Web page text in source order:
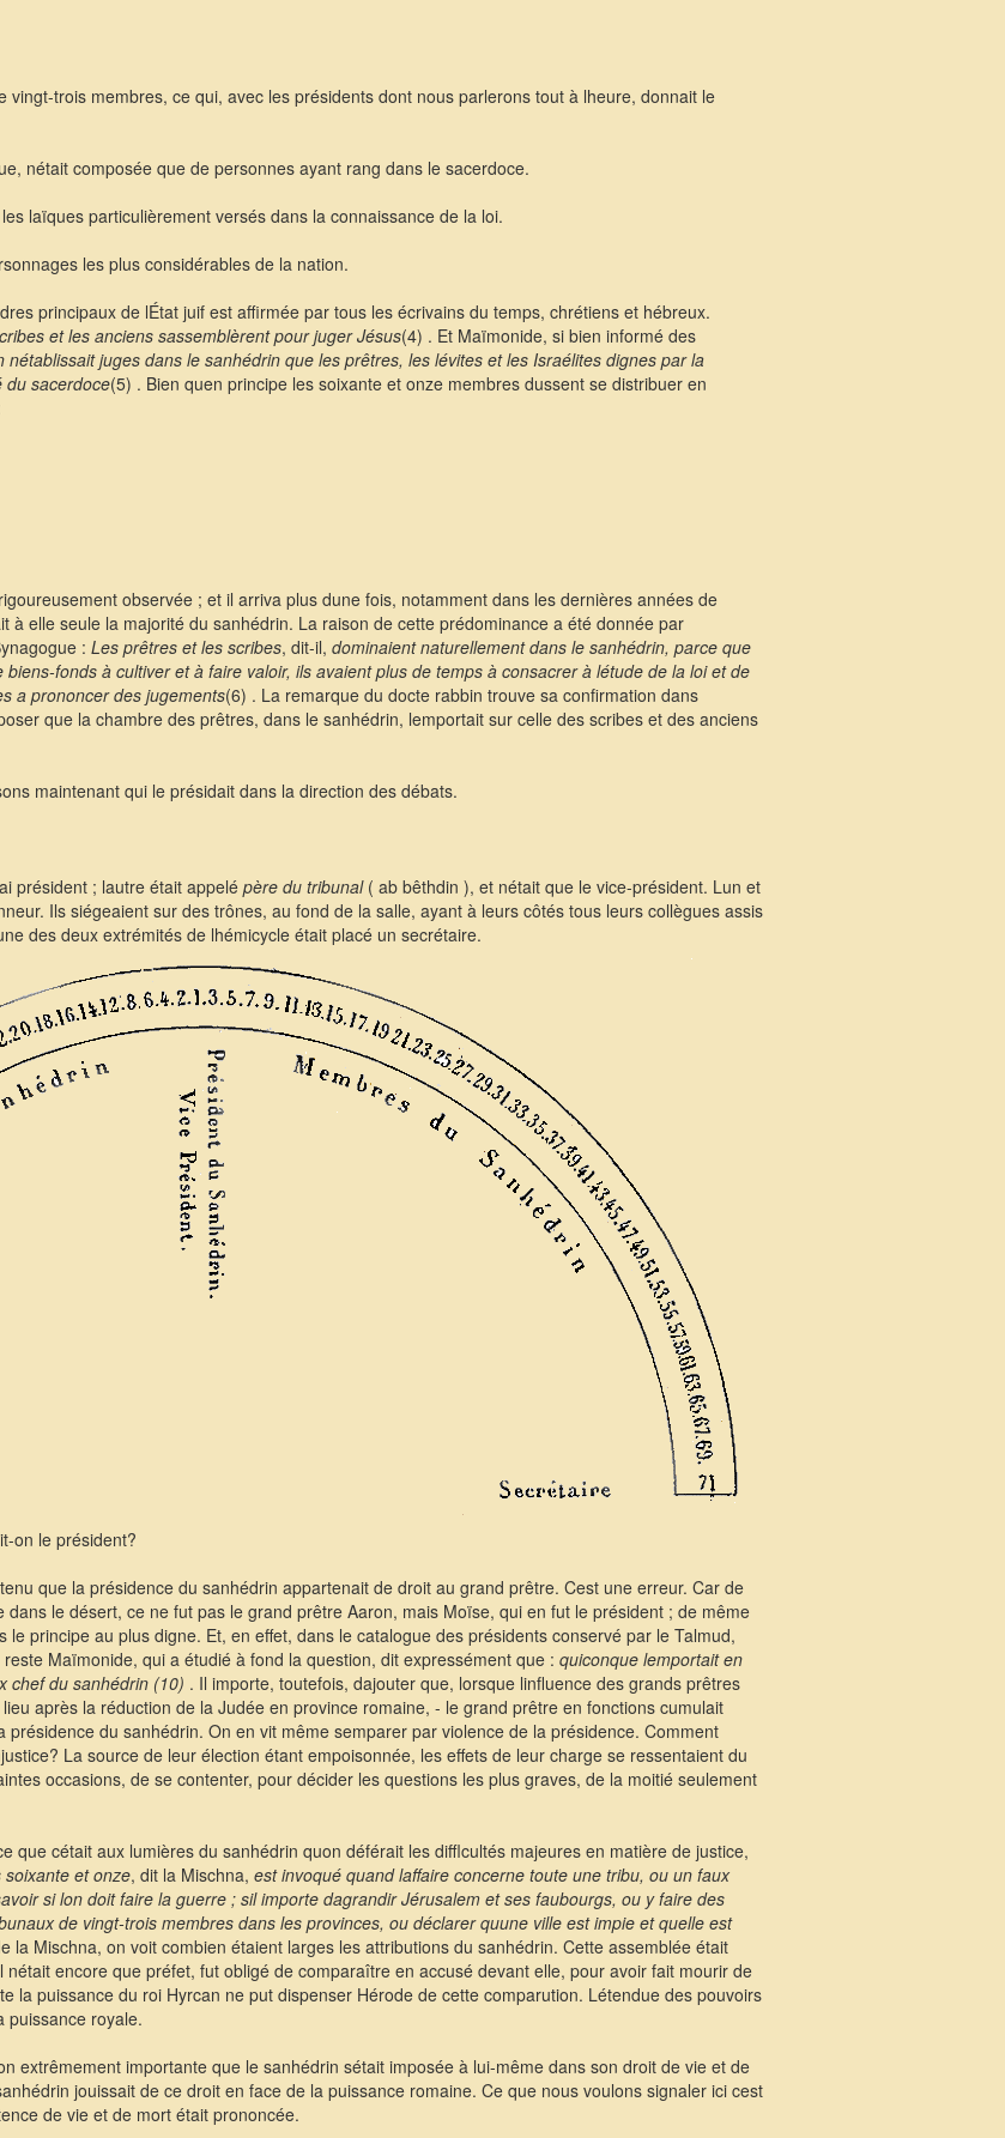
vingt-trois membres, ce qui, avec les présidents dont nous parlerons tout à lheure, donnait le
nétait composée que de personnes ayant rang dans le sacerdoce.
laïques particulièrement versés dans la connaissance de la loi.
les plus considérables de la nation.
principaux de lÉtat juif est affirmée par tous les écrivains du temps, chrétiens et hébreux.
et les anciens sassemblèrent pour juger Jésus(4) . Et Maïmonide, si bien informé des
nétablissait juges dans le sanhédrin que les prêtres, les lévites et les Israélites dignes par la
du sacerdoce(5) . Bien quen principe les soixante et onze membres dussent se distribuer en
observée ; et il arriva plus dune fois, notamment dans les dernières années de
à elle seule la majorité du sanhédrin. La raison de cette prédominance a été donnée par
: Les prêtres et les scribes, dit-il, dominaient naturellement dans le sanhédrin, parce que
fonds à cultiver et à faire valoir, ils avaient plus de temps à consacrer à létude de la loi et de
a prononcer des jugements(6) . La remarque du docte rabbin trouve sa confirmation dans
que la chambre des prêtres, dans le sanhédrin, lemportait sur celle des scribes et des anciens
maintenant qui le présidait dans la direction des débats.
président ; lautre était appelé père du tribunal( ab bêthdin ), et nétait que le vice-président. Lun et
Ils siégeaient sur des trônes, au fond de la salle, ayant à leurs côtés tous leurs collègues assis
des deux extrémités de lhémicycle était placé un secrétaire.
on le président?
que la présidence du sanhédrin appartenait de droit au grand prêtre. Cest une erreur. Car de
le désert, ce ne fut pas le grand prêtre Aaron, mais Moïse, qui en fut le président ; de même
principe au plus digne. Et, en effet, dans le catalogue des présidents conservé par le Talmud,
Maïmonide, qui a étudié à fond la question, dit expressément que : quiconque lemportait en
chef du sanhédrin (10) . Il importe, toutefois, dajouter que, lorsque linfluence des grands prêtres
après la réduction de la Judée en province romaine, - le grand prêtre en fonctions cumulait
du sanhédrin. On en vit même semparer par violence de la présidence. Comment
La source de leur élection étant empoisonnée, les effets de leur charge se ressentaient du
occasions, de se contenter, pour décider les questions les plus graves, de la moitié seulement
cétait aux lumières du sanhédrin quon déférait les difflcultés majeures en matière de justice,
et onze, dit la Mischna, est invoqué quand laffaire concerne toute une tribu, ou un faux
si lon doit faire la guerre ; sil importe dagrandir Jérusalem et ses faubourgs, ou y faire des
de vingt-trois membres dans les provinces, ou déclarer quune ville est impie et quelle est
la Mischna, on voit combien étaient larges les attributions du sanhédrin. Cette assemblée était
encore que préfet, fut obligé de comparaître en accusé devant elle, pour avoir fait mourir de
la puissance du roi Hyrcan ne put dispenser Hérode de cette comparution. Létendue des pouvoirs
puissance royale.
extrêmement importante que le sanhédrin sétait imposée à lui-même dans son droit de vie et de
jouissait de ce droit en face de la puissance romaine. Ce que nous voulons signaler ici cest
de vie et de mort était prononcée.